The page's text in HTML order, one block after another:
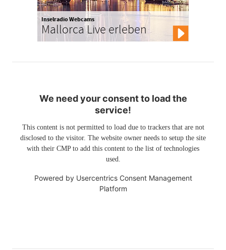
Inselradio Webcams
Mallorca Live erleben
We need your consent to load the
service!
This content is not permitted to load due to trackers that are not
disclosed to the visitor. The website owner needs to setup the site
with their CMP to add this content to the list of technologies
used.
Powered by Usercentrics Consent Management
Platform